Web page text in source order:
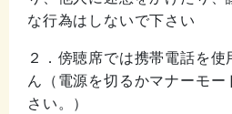
な行為はしないで下さい
２．傍聴席では携帯電話を
ん（電源を切るかマナーモ
さい。）